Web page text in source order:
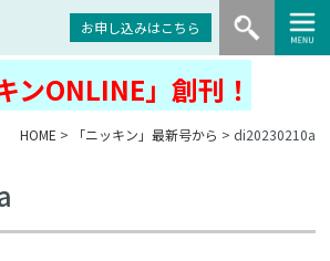
お申し込みはこちら
ンONLINE」創刊！
HOME > 「ニッキン」最新号から > di20230210a